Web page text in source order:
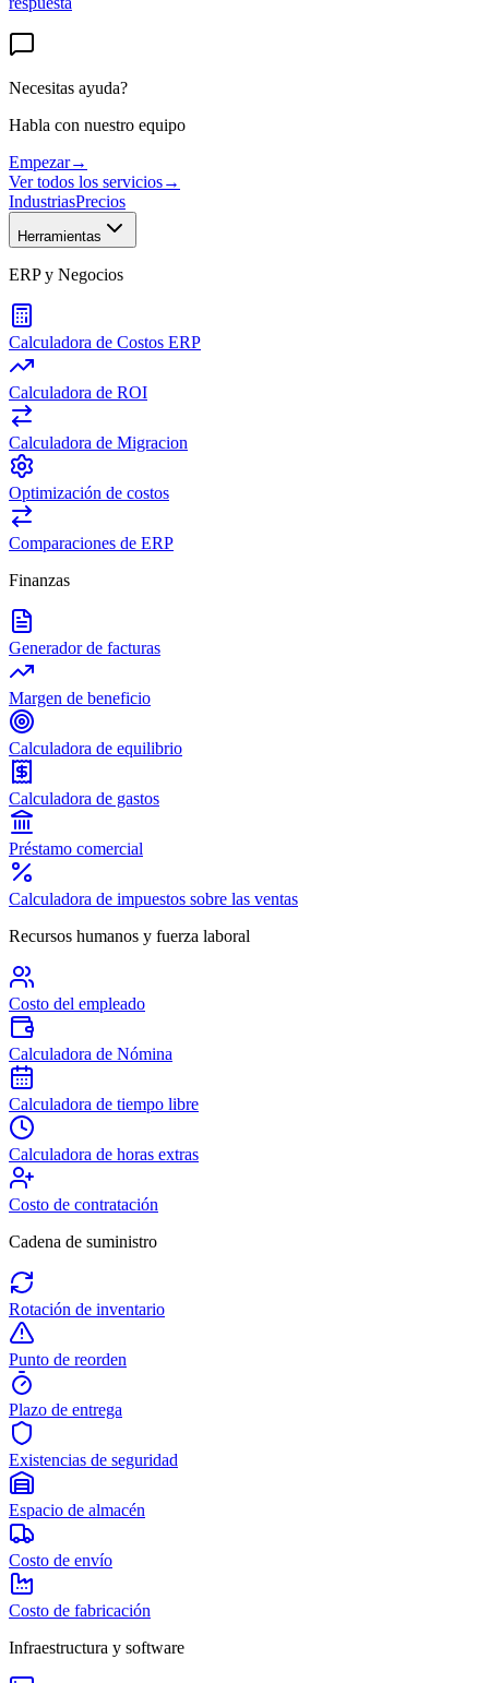
Necesitas ayuda?
Habla con nuestro equipo
Empezar→
Ver todos los servicios→
IndustriasPrecios
Herramientas
ERP y Negocios
Calculadora de Costos ERP
Calculadora de ROI
Calculadora de Migracion
Optimización de costos
Comparaciones de ERP
Finanzas
Generador de facturas
Margen de beneficio
Calculadora de equilibrio
Calculadora de gastos
Préstamo comercial
Calculadora de impuestos sobre las ventas
Recursos humanos y fuerza laboral
Costo del empleado
Calculadora de Nómina
Calculadora de tiempo libre
Calculadora de horas extras
Costo de contratación
Cadena de suministro
Rotación de inventario
Punto de reorden
Plazo de entrega
Existencias de seguridad
Espacio de almacén
Costo de envío
Costo de fabricación
Infraestructura y software